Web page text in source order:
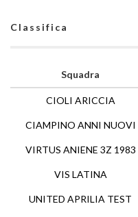
Classifica
Squadra
CIOLI ARICCIA
CIAMPINO ANNI NUOVI
VIRTUS ANIENE 3Z 1983
VIS LATINA
UNITED APRILIA TEST